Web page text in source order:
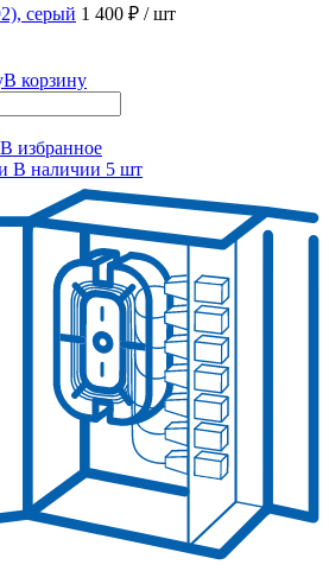
серый 1 400 ₽ / шт
В корзину
В избранное
В наличии 5 шт